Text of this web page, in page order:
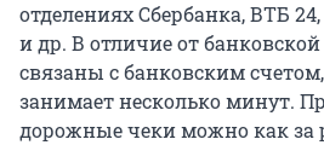
отделениях Сбербанка, ВТБ
и др. В отличие от
связаны с банковским
занимает несколько минут.
дорожные чеки можно как за